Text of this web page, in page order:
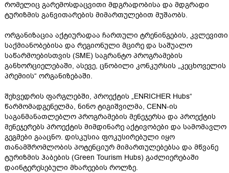
რომელიც გარემოსდაცვითი მდგრადობისა და მდგრადი
ტურიზმის განვითარების მიმართულებით მუშაობს.
ორგანიზაცია აქტიურადაა ჩართული ტრენინგების, კვლევითი
საქმიანობებისა და რეგიონული მცირე და საშუალო
საწარმოებისთვის (SME) საგრანტო პროგრამების
განხორციელებაში, ასევე, ცნობილი კონკურსის „კეცხოველის
პრემიის“ ორგანიზებაში.
შეხვედრის ფარგლებში, პროექტის „ENRICHER Hubs“
წარმომადგენელმა, ნინო ტიგიშვილმა, CENN-ის
საგანმანათლებლო პროგრამების მენეჯერსა და პროექტის
მენეჯერებს პროექტის მიმდინარე აქტივობები და სამომავლო
გეგმები გააცნო. დისკუსია ფოკუსირებული იყო
თანამშრომლობის პოტენციურ მიმართულებებსა და მწვანე
ტურიზმის ჰაბების (Green Tourism Hubs) გაძლიერებაში
დაინტერესებული მხარეების როლზე.